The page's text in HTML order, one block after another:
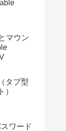
マウン
タブ型
）
ワード